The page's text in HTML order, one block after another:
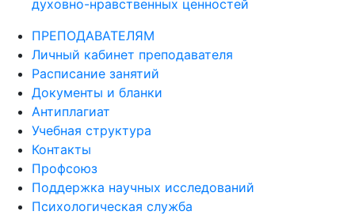
духовно-нравственных ценностей
ПРЕПОДАВАТЕЛЯМ
Личный кабинет преподавателя
Расписание занятий
Документы и бланки
Антиплагиат
Учебная структура
Контакты
Профсоюз
Поддержка научных исследований
Психологическая служба